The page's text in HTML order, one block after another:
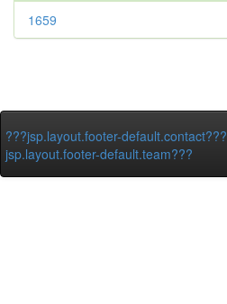
1659
???jsp.layout.footer-default.contact???
jsp.layout.footer-default.team???